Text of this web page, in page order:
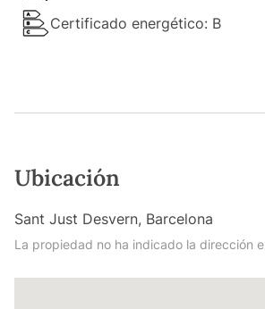
Certificado energético: B
Ubicación
Sant Just Desvern, Barcelona
La propiedad no ha indicado la dirección